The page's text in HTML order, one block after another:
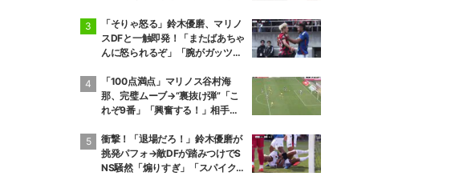
「そりゃ怒る」鈴木優磨、マリノ
スDFと一触即発！「またばあちゃ
んに怒られるぞ」「腕がガッツリ
「100点満点」マリノス谷村海
那、完璧ムーブ→“裏抜け弾”「こ
れぞ9番」「興奮する！」相手守
出し”
衝撃！「退場だろ！」鈴木優磨が
挑発パフォ→敵DFが踏みつけでS
NS騒然「煽りすぎ」「スパイク